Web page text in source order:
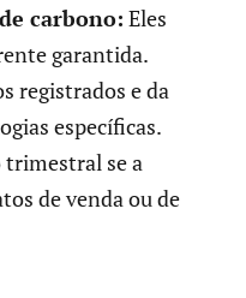
carbono: Eles
garantida.
registrados e da
específicas.
se a
de venda ou de